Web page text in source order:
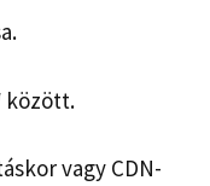
között.
vagy CDN-